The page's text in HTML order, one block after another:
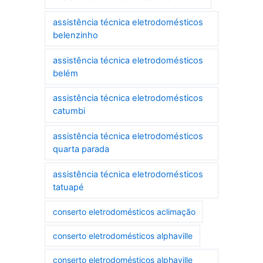
assistência técnica eletrodomésticos
belenzinho
assistência técnica eletrodomésticos
belém
assistência técnica eletrodomésticos
catumbi
assistência técnica eletrodomésticos
quarta parada
assistência técnica eletrodomésticos
tatuapé
conserto eletrodomésticos aclimação
conserto eletrodomésticos alphaville
conserto eletrodomésticos alphaville